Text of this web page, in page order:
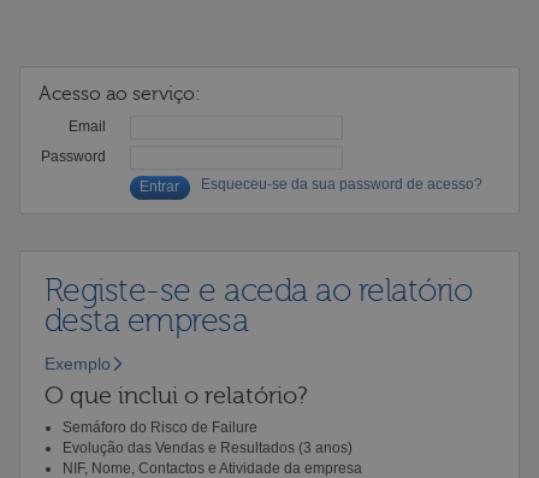
Acesso ao serviço:
Email
Password
Esqueceu-se da sua password de acesso?
Registe-se e aceda ao relatório
desta empresa
Exemplo
O que inclui o relatório?
Semáforo do Risco de Failure
Evolução das Vendas e Resultados (3 anos)
NIF, Nome, Contactos e Atividade da empresa